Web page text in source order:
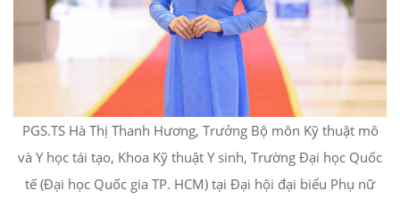
PGS.TS Hà Thị Thanh Hương, Trưởng Bộ môn Kỹ thuật mô
và Y học tái tạo, Khoa Kỹ thuật Y sinh, Trường Đại học Quốc
tế (Đại học Quốc gia TP. HCM) tại Đại hội đại biểu Phụ nữ